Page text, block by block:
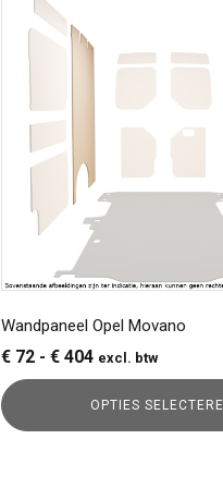
Wandpaneel Opel Movano
€ 72 - € 404Prijsklasse:
€ 72
tot
€ 404
excl. btw
OPTIES
product
heeft
meerdere
Deze
worden
productpagina